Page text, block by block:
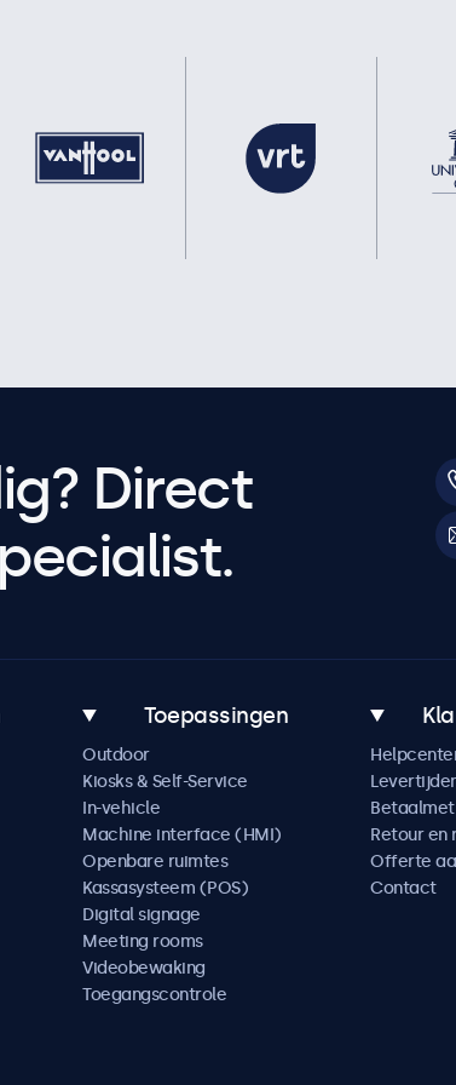
Direct
Toepassingen
Outdoor
Kiosks & Self-Service
In-vehicle
Machine interface (HMI)
Openbare ruimtes
Kassasysteem (POS)
Digital signage
Meeting rooms
Videobewaking
Toegangscontrole
Retour en
Offerte
Contact